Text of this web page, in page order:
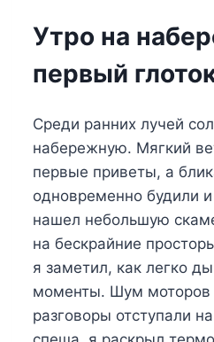
Утро на
первый
Среди ранних лучей
набережную. Мягкий
первые приветы, а
одновременно будили
нашел небольшую
на бескрайние
я заметил, как легко
моменты. Шум моторов
разговоры отступали